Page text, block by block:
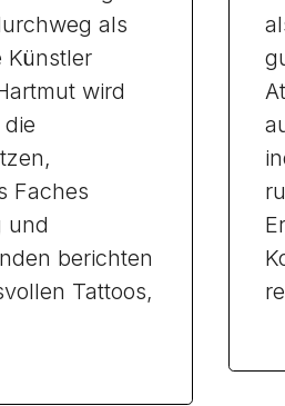
als
Künstler
wird
Faches
und
berichten
Tattoos,